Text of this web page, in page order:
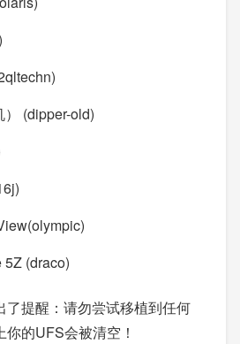
(dipper-old)
(draco)
了提醒：请勿尝试移植到任何
的UFS会被清空！